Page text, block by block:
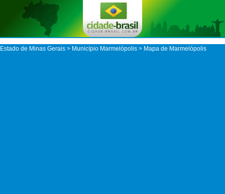
Estado de Minas Gerais > Município Marmelópolis > Mapa de Marmelópolis